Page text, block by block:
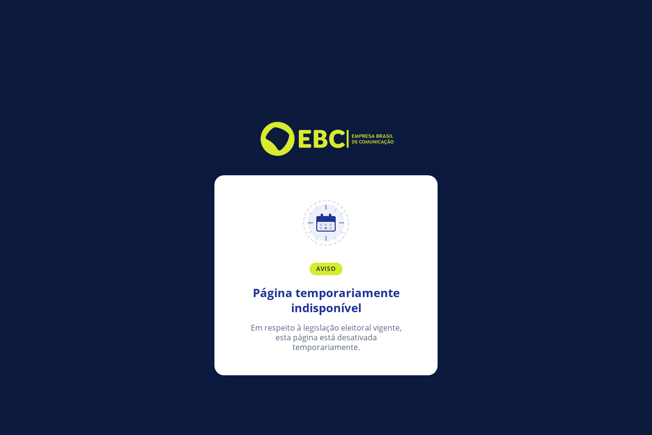
AVISO
Página temporariamente
indisponível
Em respeito à legislação eleitoral vigente,
esta página está desativada
temporariamente.